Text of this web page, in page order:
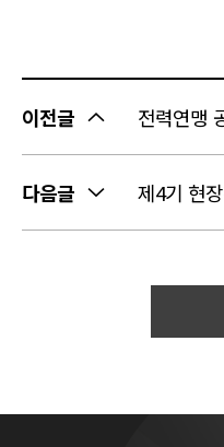
이전글 전력연맹
다음글 제4기 현